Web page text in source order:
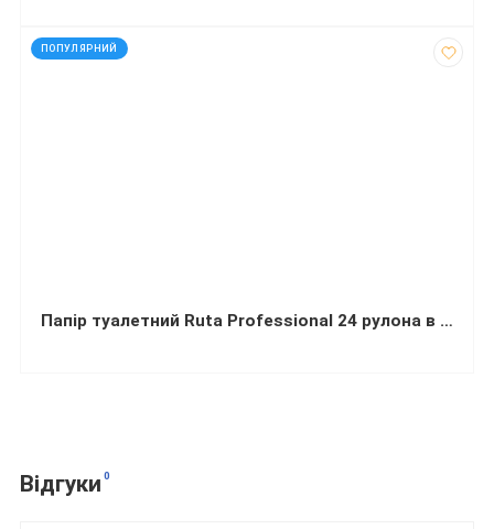
ПОПУЛЯРНИЙ
код: 40752
Папір туалетний Ruta Professional 24 рулона в упаковці
Відгуки 0